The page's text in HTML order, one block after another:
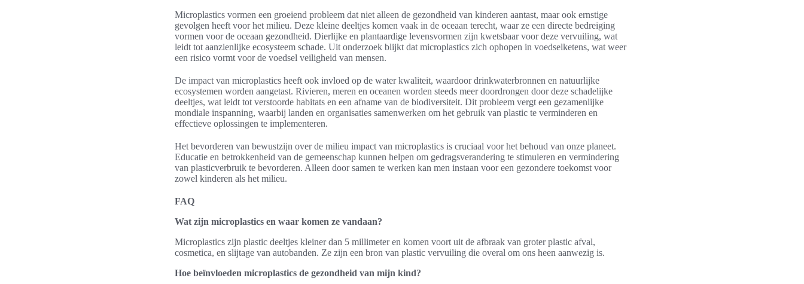
Microplastics vormen een groeiend probleem dat niet alleen de gezondheid van kinderen aantast, maar ook ernstige
gevolgen heeft voor het milieu. Deze kleine deeltjes komen vaak in de oceaan terecht, waar ze een directe bedreiging
vormen voor de oceaan gezondheid. Dierlijke en plantaardige levensvormen zijn kwetsbaar voor deze vervuiling, wat
leidt tot aanzienlijke ecosysteem schade. Uit onderzoek blijkt dat microplastics zich ophopen in voedselketens, wat weer
een risico vormt voor de voedsel veiligheid van mensen.
De impact van microplastics heeft ook invloed op de water kwaliteit, waardoor drinkwaterbronnen en natuurlijke
ecosystemen worden aangetast. Rivieren, meren en oceanen worden steeds meer doordrongen door deze schadelijke
deeltjes, wat leidt tot verstoorde habitats en een afname van de biodiversiteit. Dit probleem vergt een gezamenlijke
mondiale inspanning, waarbij landen en organisaties samenwerken om het gebruik van plastic te verminderen en
effectieve oplossingen te implementeren.
Het bevorderen van bewustzijn over de milieu impact van microplastics is cruciaal voor het behoud van onze planeet.
Educatie en betrokkenheid van de gemeenschap kunnen helpen om gedragsverandering te stimuleren en vermindering
van plasticverbruik te bevorderen. Alleen door samen te werken kan men instaan voor een gezondere toekomst voor
zowel kinderen als het milieu.
FAQ
Wat zijn microplastics en waar komen ze vandaan?
Microplastics zijn plastic deeltjes kleiner dan 5 millimeter en komen voort uit de afbraak van groter plastic afval,
cosmetica, en slijtage van autobanden. Ze zijn een bron van plastic vervuiling die overal om ons heen aanwezig is.
Hoe beïnvloeden microplastics de gezondheid van mijn kind?